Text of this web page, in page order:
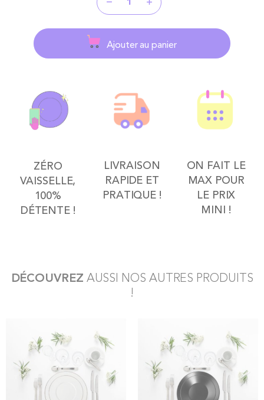
Ajouter au panier
ZÉRO
VAISSELLE,
100%
DÉTENTE !
LIVRAISON
RAPIDE ET
PRATIQUE !
ON FAIT LE
MAX POUR
LE PRIX
MINI !
DÉCOUVREZAUSSI NOS AUTRES PRODUITS
!